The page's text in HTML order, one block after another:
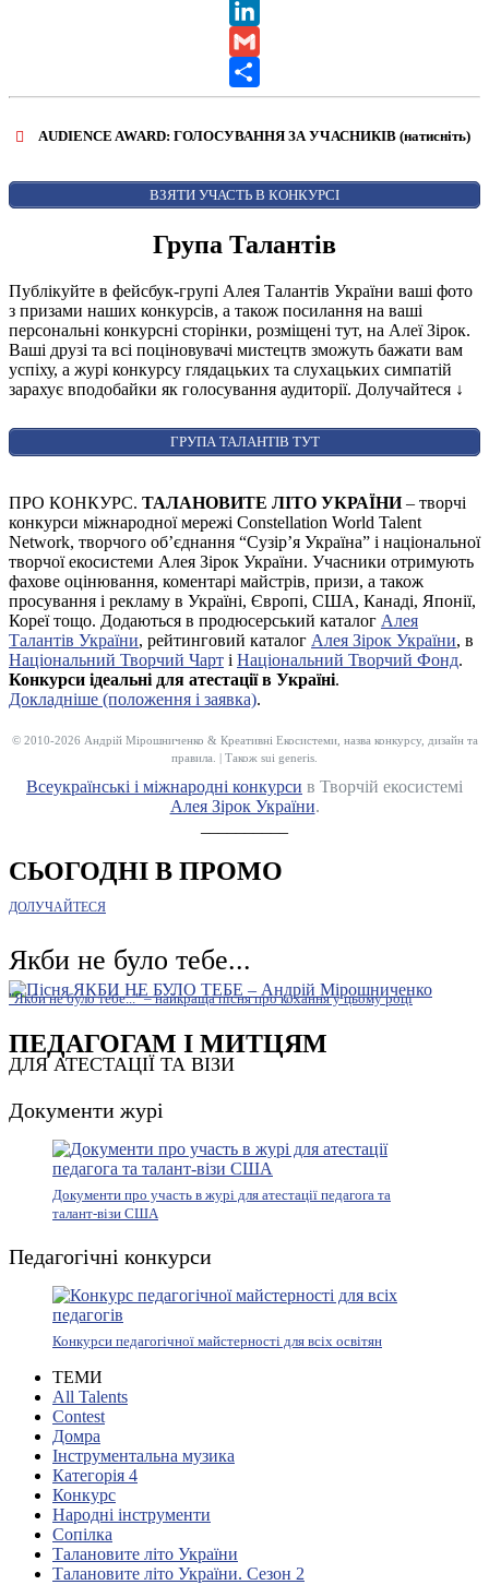
X
LinkedIn
Gmail
Share
AUDIENCE AWARD: ГОЛОСУВАННЯ ЗА УЧАСНИКІВ (натисніть)
AUDIENCE AWARD
ВЗЯТИ УЧАСТЬ В КОНКУРСІ
Група Талантів
Публікуйте в фейсбук-групі Алея Талантів України ваші фото
з призами наших конкурсів, а також посилання на ваші
персональні конкурсні сторінки, розміщені тут, на Алеї Зірок.
Ваші друзі та всі поціновувачі мистецтв зможуть бажати вам
успіху, а журі конкурсу глядацьких та слухацьких симпатій
зарахує вподобайки як голосування аудиторії. Долучайтеся ↓
ГРУПА ТАЛАНТІВ ТУТ
ПРО КОНКУРС. ТАЛАНОВИТЕ ЛІТО УКРАЇНИ– творчі
конкурси міжнародної мережі Constellation World Talent
Network, творчого об’єднання “Сузір’я Україна” і національної
творчої екосистеми Алея Зірок України. Учасники отримують
фахове оцінювання, коментарі майстрів, призи, а також
просування і рекламу в Україні, Європі, США, Канаді, Японії,
Кореї тощо. Додаються в продюсерський каталог Алея
Талантів України, рейтинговий каталог Алея Зірок України, в
Національний Творчий Чарт і Національний Творчий Фонд.
Конкурси ідеальні для атестації в Україні.
Докладніше (положення і заявка).
© 2010-2026 Андрій Мірошниченко & Креативні Екосистеми, назва конкурсу, дизайн та
правила. | Також sui generis.
Всеукраїнські і міжнародні конкурси в Творчій екосистемі
Алея Зірок України.
СЬОГОДНІ В ПРОМО
ДОЛУЧАЙТЕСЯ
Якби не було тебе...
"Якби не було тебе..." – найкраща пісня про кохання у цьому році
ПЕДАГОГАМ І МИТЦЯМ
ДЛЯ АТЕСТАЦІЇ ТА ВІЗИ
Документи журі
Документи про участь в журі для атестації педагога та
талант-візи США
Педагогічні конкурси
Конкурси педагогічної майстерності для всіх освітян
ТЕМИ
All Talents
Contest
Домра
Інструментальна музика
Категорія 4
Конкурс
Народні інструменти
Сопілка
Талановите літо України
Талановите літо України. Сезон 2